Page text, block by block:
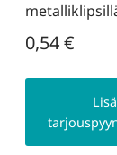
0,54€